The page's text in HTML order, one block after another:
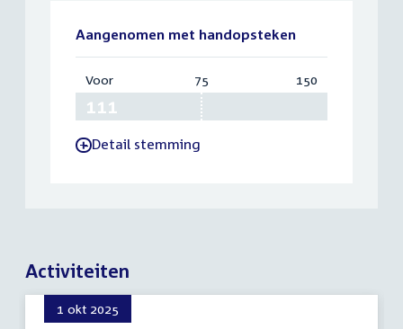
Aangenomen met handopsteken
Voor:
75 150
-Detail stemming
Activiteiten
1 okt 2025